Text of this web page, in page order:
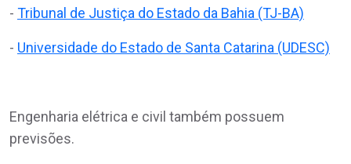
- Tribunal de Justiça do Estado da Bahia (TJ-BA)
- Universidade do Estado de Santa Catarina (UDESC)
Engenharia elétrica e civil também possuem
previsões.